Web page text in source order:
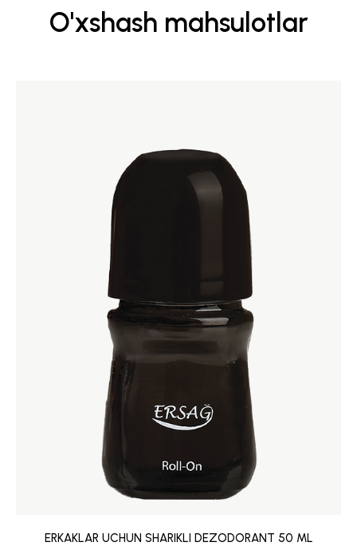
O'xshash mahsulotlar
ERKAKLAR UCHUN SHARIKLI DEZODORANT 50 ML